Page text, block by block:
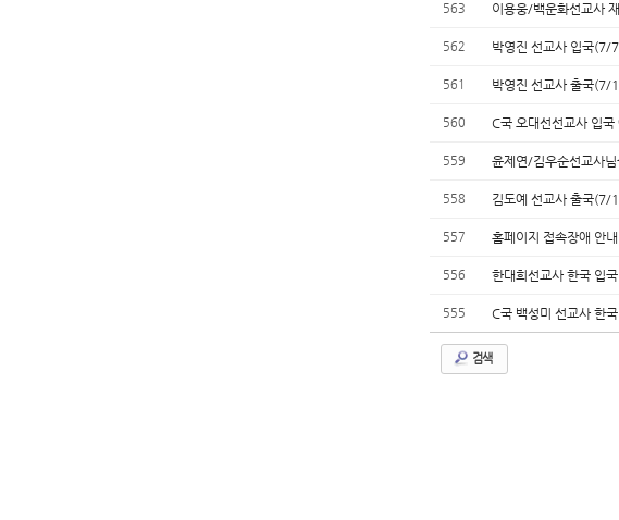
563 이용웅/백운화선교사
562 박영진 선교사 입국(7/
561 박영진 선교사 출국(7/
560 C국 오대선선교사 입
559 윤제연/김우순선교사
558 김도예 선교사 출국(7/
557 홈페이지 접속장애 안내
556 한대희선교사 한국 입
555 C국 백성미 선교사 한
검색